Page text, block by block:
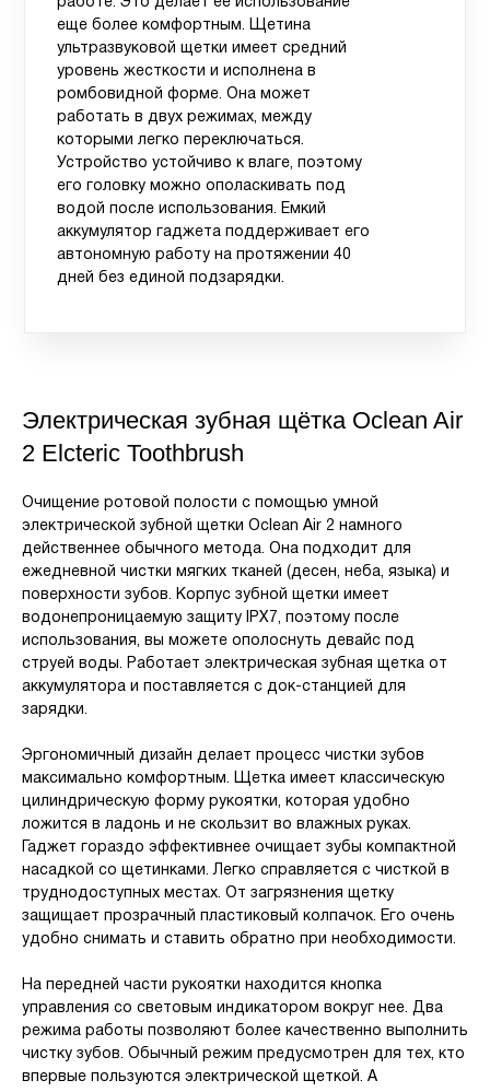
работе. Это делает ее использование
еще более комфортным. Щетина
ультразвуковой щетки имеет средний
уровень жесткости и исполнена в
ромбовидной форме. Она может
работать в двух режимах, между
которыми легко переключаться.
Устройство устойчиво к влаге, поэтому
его головку можно ополаскивать под
водой после использования. Емкий
аккумулятор гаджета поддерживает его
автономную работу на протяжении 40
дней без единой подзарядки.
Электрическая зубная щётка Oclean Air
2 Elcteric Toothbrush
Очищение ротовой полости с помощью умной
электрической зубной щетки Oclean Air 2 намного
действеннее обычного метода. Она подходит для
ежедневной чистки мягких тканей (десен, неба, языка) и
поверхности зубов. Корпус зубной щетки имеет
водонепроницаемую защиту IPX7, поэтому после
использования, вы можете ополоснуть девайс под
струей воды. Работает электрическая зубная щетка от
аккумулятора и поставляется с док-станцией для
зарядки.
Эргономичный дизайн делает процесс чистки зубов
максимально комфортным. Щетка имеет классическую
цилиндрическую форму рукоятки, которая удобно
ложится в ладонь и не скользит во влажных руках.
Гаджет гораздо эффективнее очищает зубы компактной
насадкой со щетинками. Легко справляется с чисткой в
труднодоступных местах. От загрязнения щетку
защищает прозрачный пластиковый колпачок. Его очень
удобно снимать и ставить обратно при необходимости.
На передней части рукоятки находится кнопка
управления со световым индикатором вокруг нее. Два
режима работы позволяют более качественно выполнить
чистку зубов. Обычный режим предусмотрен для тех, кто
впервые пользуются электрической щеткой. А